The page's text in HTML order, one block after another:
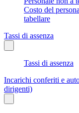
Costo del
tabellare
Tassi di assenza
Tassi di assenza
Incarichi conferiti e
dirigenti)